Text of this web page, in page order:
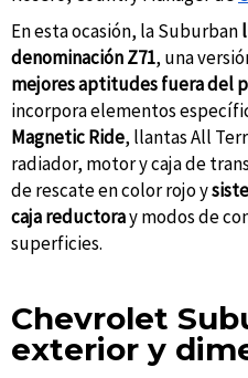
En esta ocasión, la Suburban
denominación Z71, una
mejores aptitudes fuera del
incorpora elementos
Magnetic Ride, llantas All
radiador, motor y caja de
de rescate en color rojo y
caja reductoray modos de
superficies.
Chevrolet
exterior y